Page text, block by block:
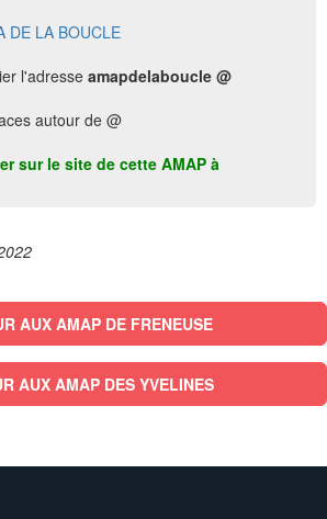
DE LA BOUCLE
l'adresse amapdelaboucle @
autour de @
sur le site de cette AMAP à
AUX AMAP DE FRENEUSE
AUX AMAP DES YVELINES